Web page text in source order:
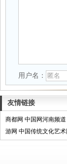
用户名：
友情链接
商都网 中国网河南频道
游网 中国传统文化艺术